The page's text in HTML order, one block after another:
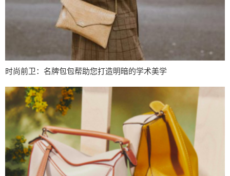
时尚前卫：名牌包包帮助您打造明暗的学术美学